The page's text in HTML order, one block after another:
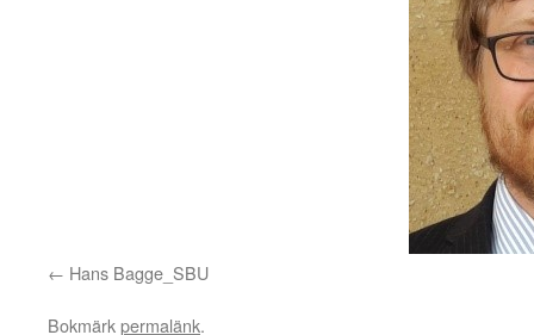
Hans Bagge_SBU
Bokmärkpermalänk.